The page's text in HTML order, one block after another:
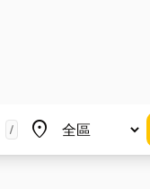
/ place
地區